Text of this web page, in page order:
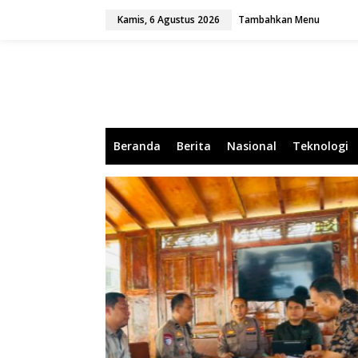
Kamis, 6 Agustus 2026 Tambahkan Menu
Beranda Berita Nasional Teknologi